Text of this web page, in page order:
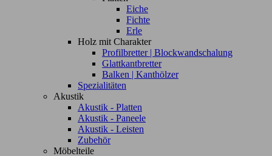
Eiche
Fichte
Erle
Holz mit Charakter
Profilbretter | Blockwandschalung
Glattkantbretter
Balken | Kanthölzer
Spezialitäten
Akustik
Akustik - Platten
Akustik - Paneele
Akustik - Leisten
Zubehör
Möbelteile